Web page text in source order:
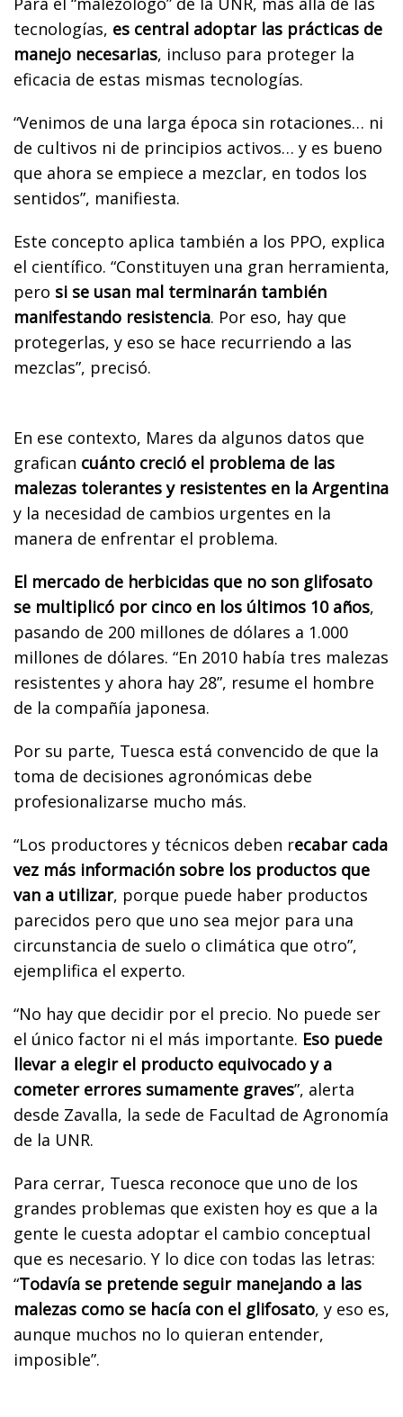
tecnologías, es central adoptar las prácticas de
manejo necesarias, incluso para proteger la
eficacia de estas mismas tecnologías.
“Venimos de una larga época sin rotaciones… ni
de cultivos ni de principios activos… y es bueno
que ahora se empiece a mezclar, en todos los
sentidos”, manifiesta.
Este concepto aplica también a los PPO, explica
el científico. “Constituyen una gran herramienta,
pero si se usan mal terminarán también
manifestando resistencia. Por eso, hay que
protegerlas, y eso se hace recurriendo a las
mezclas”, precisó.
En ese contexto, Mares da algunos datos que
grafican cuánto creció el problema de las
malezas tolerantes y resistentes en la Argentina
y la necesidad de cambios urgentes en la
manera de enfrentar el problema.
El mercado de herbicidas que no son glifosato
se multiplicó por cinco en los últimos 10 años,
pasando de 200 millones de dólares a 1.000
millones de dólares. “En 2010 había tres malezas
resistentes y ahora hay 28”, resume el hombre
de la compañía japonesa.
Por su parte, Tuesca está convencido de que la
toma de decisiones agronómicas debe
profesionalizarse mucho más.
“Los productores y técnicos deben recabar cada
vez más información sobre los productos que
van a utilizar, porque puede haber productos
parecidos pero que uno sea mejor para una
circunstancia de suelo o climática que otro”,
ejemplifica el experto.
“No hay que decidir por el precio. No puede ser
el único factor ni el más importante. Eso puede
llevar a elegir el producto equivocado y a
cometer errores sumamente graves”, alerta
desde Zavalla, la sede de Facultad de Agronomía
de la UNR.
Para cerrar, Tuesca reconoce que uno de los
grandes problemas que existen hoy es que a la
gente le cuesta adoptar el cambio conceptual
que es necesario. Y lo dice con todas las letras:
“Todavía se pretende seguir manejando a las
malezas como se hacía con el glifosato, y eso es,
aunque muchos no lo quieran entender,
imposible”.